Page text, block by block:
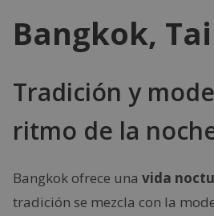
Bangkok,
Tradición y
ritmo de la
Bangkok ofrece una vida
tradición se mezcla con la